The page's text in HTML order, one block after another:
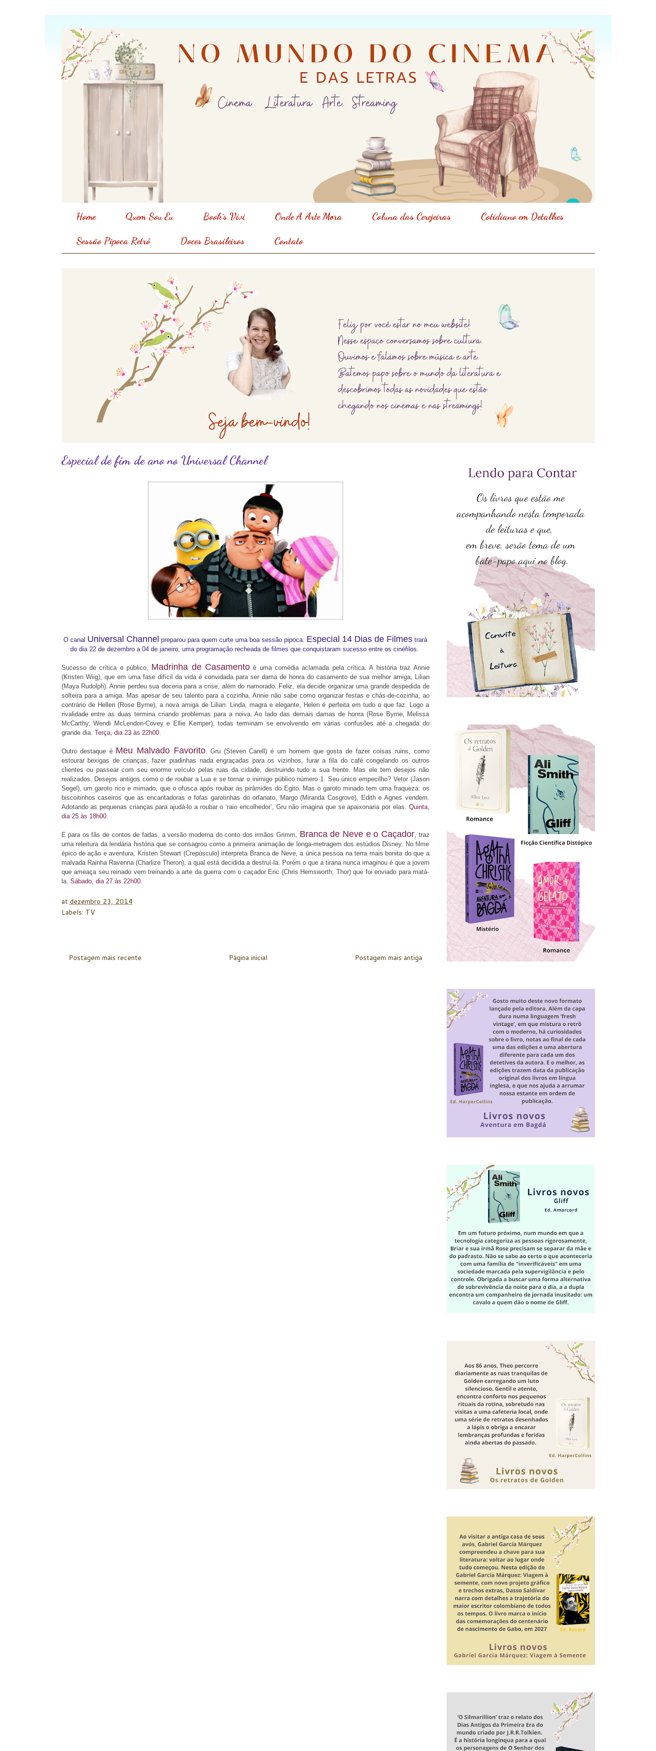
Home Quem Sou Eu Book´s Vivi Onde A Arte Mora Coluna das Cerejeiras Cotidiano em Detalhes
Sessão Pipoca Retrô Doces Brasileiros Contato
Especial de fim de ano no Universal Channel
O canal Universal Channel preparou para quem curte uma boa sessão pipoca. Especial 14 Dias de Filmes trará
do dia 22 de dezembro a 04 de janeiro, uma programação recheada de filmes que conquistaram sucesso entre os cinéfilos.
Sucesso de crítica e público, Madrinha de Casamentoé uma comédia aclamada pela crítica. A história traz Annie
(Kristen Wiig), que em uma fase difícil da vida é convidada para ser dama de honra do casamento de sua melhor amiga, Lilian
(Maya Rudolph). Annie perdeu sua doceria para a crise, além do namorado. Feliz, ela decide organizar uma grande despedida de
solteira para a amiga. Mas apesar de seu talento para a cozinha, Annie não sabe como organizar festas e chás-de-cozinha, ao
contrário de Hellen (Rose Byrne), a nova amiga de Lilian. Linda, magra e elegante, Helen é perfeita em tudo o que faz. Logo a
rivalidade entre as duas termina criando problemas para a noiva. Ao lado das demais damas de honra (Rose Byrne, Melissa
McCarthy, Wendi McLendon-Covey e Ellie Kemper), todas terminam se envolvendo em várias confusões até a chegada do
grande dia. Terça, dia 23 às 22h00.
Outro destaque é Meu Malvado Favorito. Gru (Steven Carell) é um homem que gosta de fazer coisas ruins, como
estourar bexigas de crianças, fazer piadinhas nada engraçadas para os vizinhos, furar a fila do café congelando os outros
clientes ou passear com seu enorme veículo pelas ruas da cidade, destruindo tudo a sua frente. Mas ele tem desejos não
realizados. Desejos antigos como o de roubar a Lua e se tornar o inimigo público número 1. Seu único empecilho? Vetor (Jason
Segel), um garoto rico e mimado, que o ofusca após roubar as pirâmides do Egito. Mas o garoto minado tem uma fraqueza: os
biscoitinhos caseiros que as encantadoras e fofas garotinhas do orfanato, Margo (Miranda Cosgrove), Edith e Agnes vendem.
Adotando as pequenas crianças para ajudá-lo a roubar o ‘raio encolhedor’, Gru não imagina que se apaixonaria por elas. Quinta,
dia 25 às 18h00.
E para os fãs de contos de fadas, a versão moderna do conto dos irmãos Grimm, Branca de Neve e o Caçador, traz
uma releitura da lendária história que se consagrou como a primeira animação de longa-metragem dos estúdios Disney. No filme
épico de ação e aventura, Kristen Stewart (Crepúsculo) interpreta Branca de Neve, a única pessoa na terra mais bonita do que a
malvada Rainha Ravenna (Charlize Theron), a qual está decidida a destruí-la. Porém o que a tirana nunca imaginou é que a jovem
que ameaça seu reinado vem treinando a arte da guerra com o caçador Eric (Chris Hemsworth, Thor) que foi enviado para matá-
la. Sábado, dia 27 às 22h00.
atdezembro 23, 2014
Labels: TV
Postagem mais recente Postagem mais antiga
Página inicial